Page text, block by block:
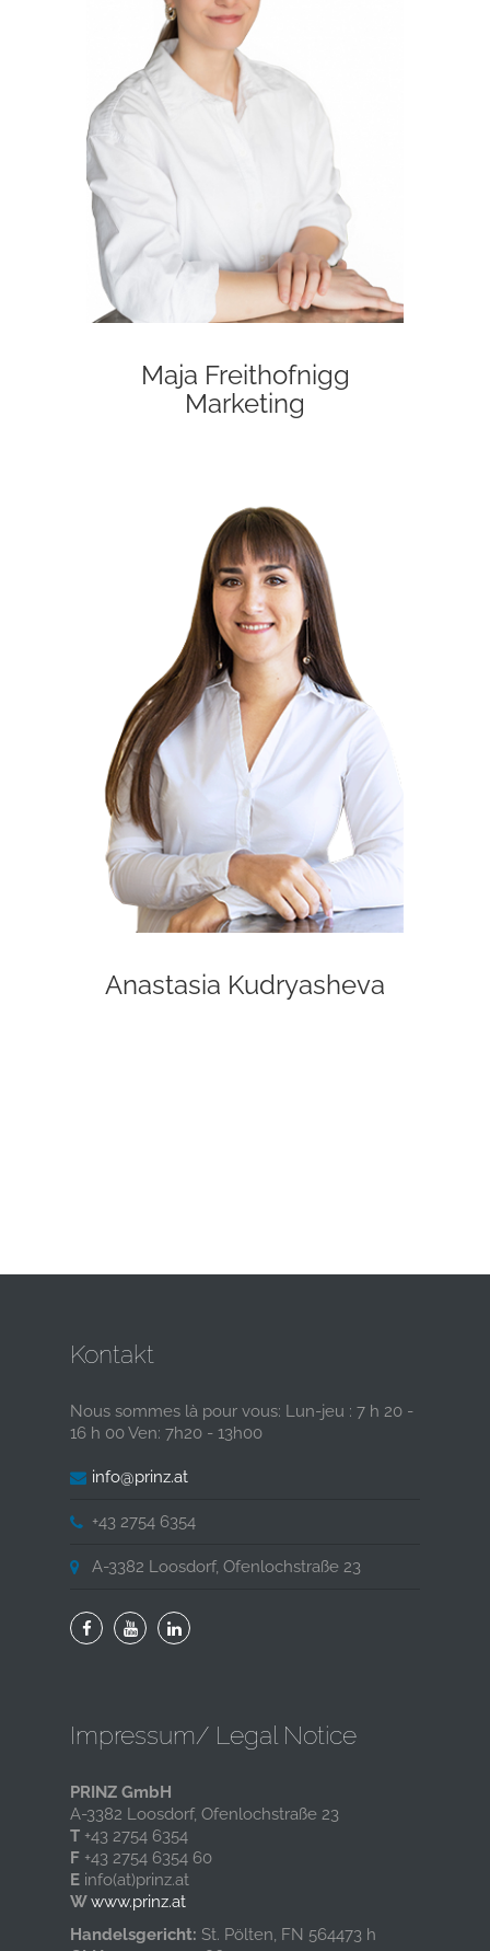
Maja Freithofnigg
Marketing
Anastasia Kudryasheva
Kontakt
Nous sommes là pour vous: Lun-jeu : 7 h 20 -
16 h 00 Ven: 7h20 - 13h00
info@prinz.at
+43 2754 6354
A-3382 Loosdorf, Ofenlochstraße 23
Impressum/ Legal Notice
PRINZ GmbH
A-3382 Loosdorf, Ofenlochstraße 23
T +43 2754 6354
F +43 2754 6354 60
E info(at)prinz.at
Wwww.prinz.at
Handelsgericht: St. Pölten, FN 564473 h